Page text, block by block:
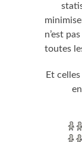
n’est
toutes
Et